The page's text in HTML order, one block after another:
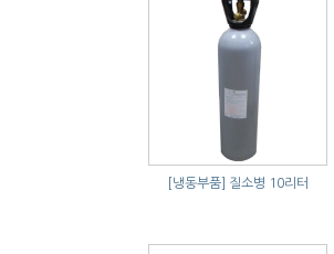
[냉동부품] 질소병 10리터